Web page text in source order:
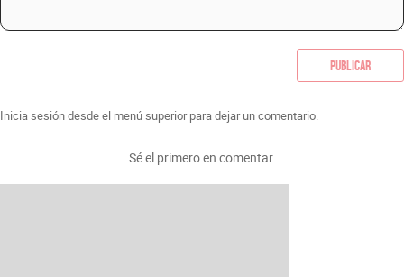
Publicar
Inicia sesión desde el menú superior para dejar un comentario.
Sé el primero en comentar.